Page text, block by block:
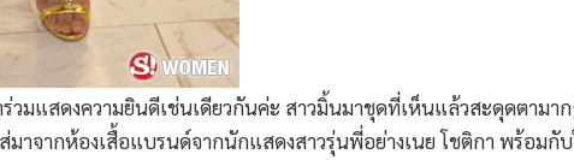
แสดงความยินดีเช่นเดียวกันค่ะ สาวมิ้นมาชุดที่เห็นแล้วสะดุดตามาก
าจากห้องเสื้อแบรนด์จากนักแสดงสาวรุ่นพี่อย่างเนย โชติกา พร้อมกั